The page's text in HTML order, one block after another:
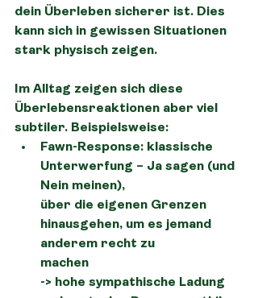
dein Überleben sicherer ist. Dies
kann sich in gewissen Situationen
stark physisch zeigen.
Im Alltag zeigen sich diese
Überlebensreaktionen aber viel
subtiler. Beispielsweise:
Fawn-Response: klassische
Unterwerfung – Ja sagen (und
Nein meinen),
über die eigenen Grenzen
hinausgehen, um es jemand
anderem recht zu
machen
-> hohe sympathische Ladung